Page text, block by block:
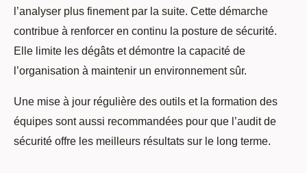
l’analyser plus finement par la suite. Cette démarche
contribue à renforcer en continu la posture de sécurité.
Elle limite les dégâts et démontre la capacité de
l’organisation à maintenir un environnement sûr.
Une mise à jour régulière des outils et la formation des
équipes sont aussi recommandées pour que l’audit de
sécurité offre les meilleurs résultats sur le long terme.